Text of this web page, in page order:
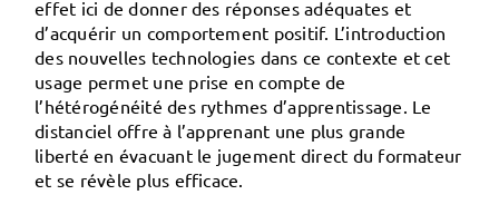
effet ici de donner des réponses adéquates et
d’acquérir un comportement positif. L’introduction
des nouvelles technologies dans ce contexte et cet
usage permet une prise en compte de
l’hétérogénéité des rythmes d’apprentissage. Le
distanciel offre à l’apprenant une plus grande
liberté en évacuant le jugement direct du formateur
et se révèle plus efficace.